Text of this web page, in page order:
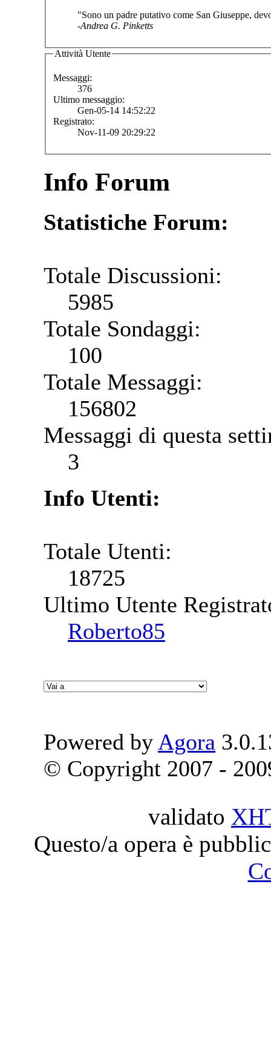
"Sono un padre putativo come San Giuseppe,
-Andrea G. Pinketts
Attività Utente
Messaggi:
376
Ultimo messaggio:
Gen-05-14 14:52:22
Registrato:
Nov-11-09 20:29:22
Info Forum
Statistiche Forum:
Totale Discussioni:
5985
Totale Sondaggi:
100
Totale Messaggi:
156802
Messaggi di questa
3
Info Utenti:
Totale Utenti:
18725
Ultimo Utente
Roberto85
Powered by Agora
© Copyright 2007 -
validato
Questo/a opera è